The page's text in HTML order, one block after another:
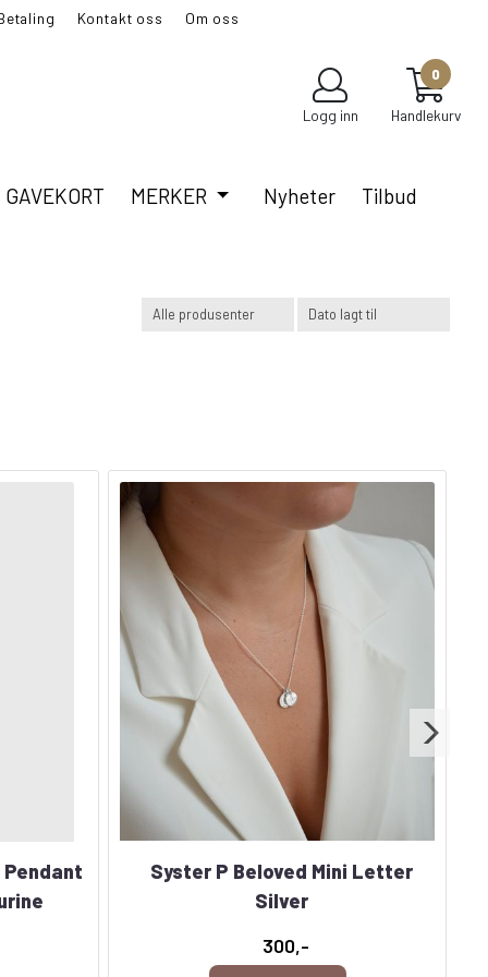
Kontakt oss
Om oss
Logg inn
0
Handlekurv
GAVEKORT MERKER Nyheter Tilbud
Syster P Beloved Mini Letter
Silver
300,-